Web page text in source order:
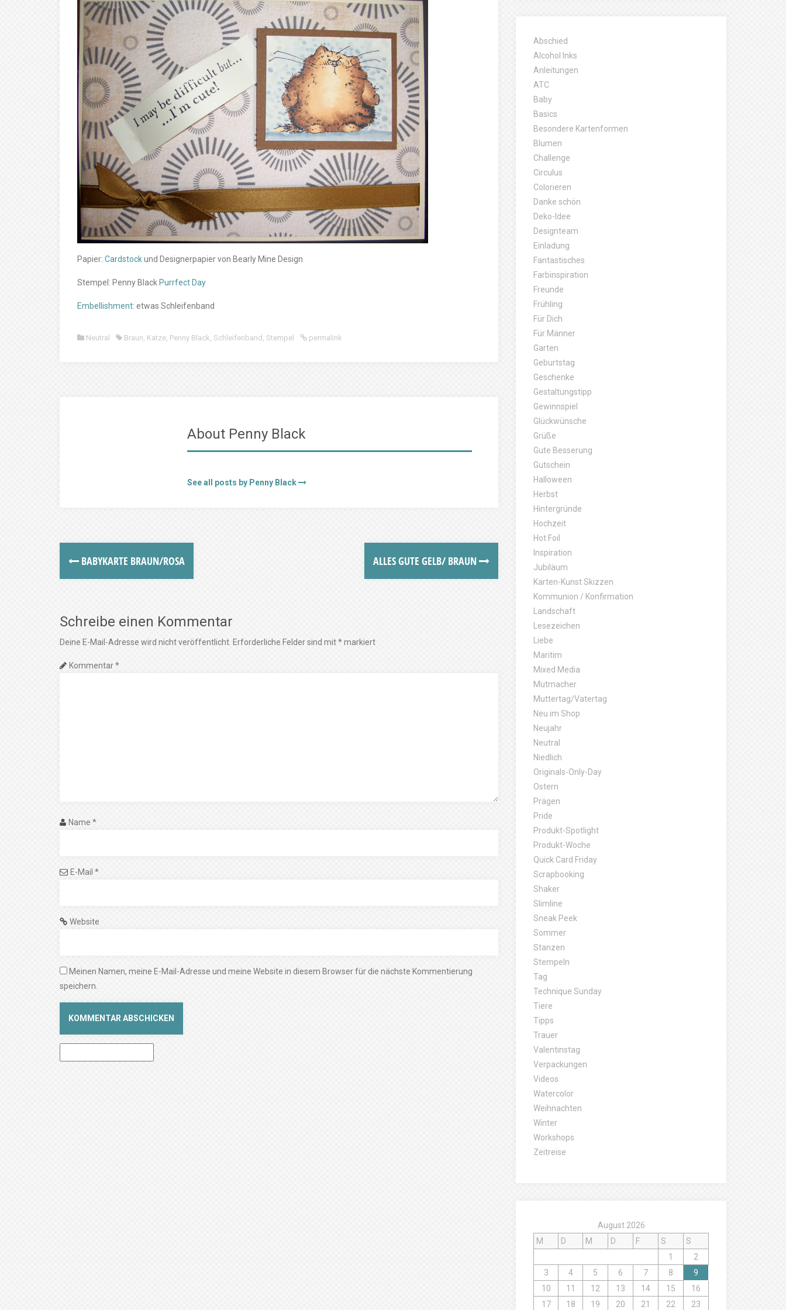
Papier: Cardstockund Designerpapier von Bearly Mine Design
Stempel: Penny Black Purrfect Day
Embellishment: etwas Schleifenband
Neutral Braun, Katze, Penny Black, Schleifenband , Stempel permalink
About Penny Black
See all posts by Penny Black
BABYKARTE BRAUN/ROSA ALLES GUTE GELB/ BRAUN
Schreibe einen Kommentar
Deine E-Mail-Adresse wird nicht veröffentlicht. Erforderliche Felder sind mit*markiert
Kommentar*
Name *
E-Mail *
Website
Meinen Namen, meine E-Mail-Adresse und meine Website in diesem Browser für die nächste Kommentierung
speichern.
Abschied
Alcohol Inks
Anleitungen
ATC
Baby
Basics
Besondere Kartenformen
Blumen
Challenge
Circulus
Colorieren
Danke schön
Deko-Idee
Designteam
Einladung
Fantastisches
Farbinspiration
Freunde
Frühling
Für Dich
Für Männer
Garten
Geburtstag
Geschenke
Gestaltungstipp
Gewinnspiel
Glückwünsche
Grüße
Gute Besserung
Gutschein
Halloween
Herbst
Hintergründe
Hochzeit
Hot Foil
Inspiration
Jubiläum
Karten-Kunst Skizzen
Kommunion / Konfirmation
Landschaft
Lesezeichen
Liebe
Maritim
Mixed Media
Mutmacher
Muttertag/Vatertag
Neu im Shop
Neujahr
Neutral
Niedlich
Originals-Only-Day
Ostern
Prägen
Pride
Produkt-Spotlight
Produkt-Woche
Quick Card Friday
Scrapbooking
Shaker
Slimline
Sneak Peek
Sommer
Stanzen
Stempeln
Tag
Technique Sunday
Tiere
Tipps
Trauer
Valentinstag
Verpackungen
Videos
Watercolor
Weihnachten
Winter
Workshops
Zeitreise
August 2026
M
D M D F S
S
1
2
3
4 5 6 7 8
9
10
11 12 13 14 15
16
17
18 19 20 21 22 23